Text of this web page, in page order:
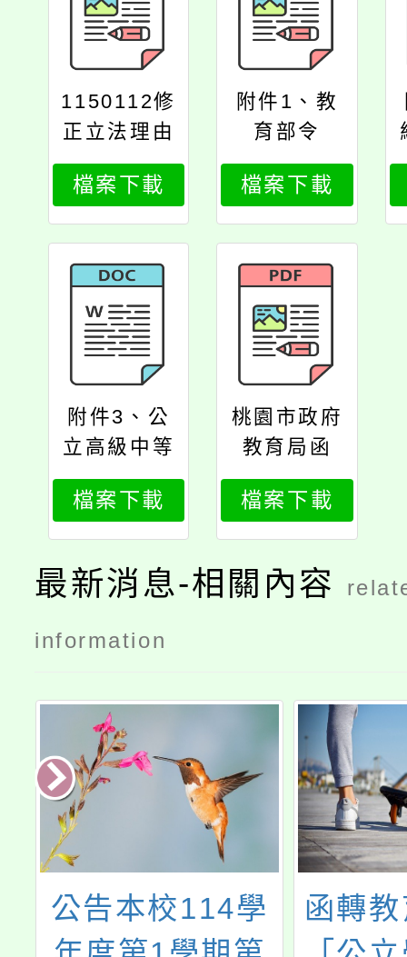
1150112修
正立法理由
檔案下載
附件1、教
育部令
檔案下載
附件3、公
立高級中等
以下學校教
師成績考核
辦法第5
條、第6條
之1修正條
檔案下載
桃園市政府
教育局函
檔案下載
最新消息-相關內容
information
告本校114學
函轉教育部